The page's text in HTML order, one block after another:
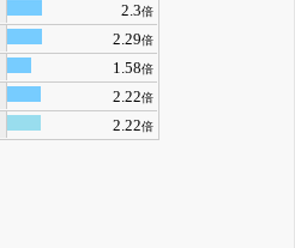
2.3倍
2.29倍
1.58倍
2.22倍
2.22倍